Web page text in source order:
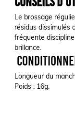
Le brossage
résidus dissimulés
fréquente
brillance.
Longueur du
Poids : 16g.